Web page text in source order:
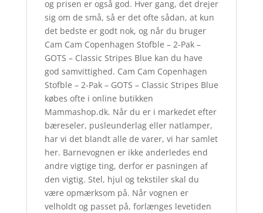
og prisen er også god. Hver gang, det drejer
sig om de små, så er det ofte sådan, at kun
det bedste er godt nok, og når du bruger
Cam Cam Copenhagen Stofble – 2-Pak –
GOTS – Classic Stripes Blue kan du have
god samvittighed. Cam Cam Copenhagen
Stofble – 2-Pak – GOTS – Classic Stripes Blue
købes ofte i online butikken
Mammashop.dk. Når du er i markedet efter
bæreseler, pusleunderlag eller natlamper,
har vi det blandt alle de varer, vi har samlet
her. Barnevognen er ikke anderledes end
andre vigtige ting, derfor er pasningen af
den vigtig. Stel, hjul og tekstiler skal du
være opmærksom på. Når vognen er
velholdt og passet på, forlænges levetiden